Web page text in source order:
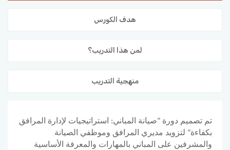
هدف الكورس
لمن هذا التدريب؟
منهجية التدريب
تم تصميم دورة "صيانة المباني: استراتيجيات لإدارة المرافق
بكفاءة" لتزويد مديري المرافق وموظفي الصيانة
والمشرفين على المباني بالمهارات والمعرفة الأساسية